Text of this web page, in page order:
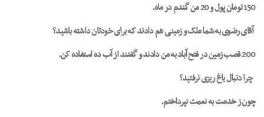
150 تومان پول و 20 من گندم در ماه.
آقای رضوی به شما ملک و زمینی هم دادند که برای خودتان داشته باشید؟
200 قصب زمین در فتح آباد به من دادند و گفتند از آب ده استفاده کن.
چرا دنبال باغ ریزی نرفتید؟
چون ز خدمت به نعمت نپرداختم.